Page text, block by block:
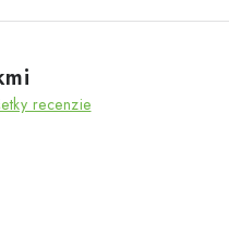
recenzie